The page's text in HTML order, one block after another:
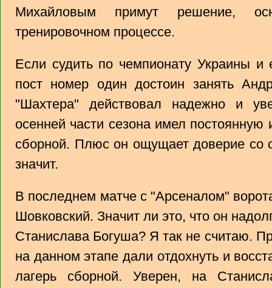
Михайловым примут решение,
тренировочном процессе.
Если судить по чемпионату Украины и
пост номер один достоин занять
"Шахтера" действовал надежно и
осенней части сезона имел постоянную
сборной. Плюс он ощущает доверие со
значит.
В последнем матче с "Арсеналом"
Шовковский. Значит ли это, что он
Станислава Богуша? Я так не считаю.
на данном этапе дали отдохнуть и
лагерь сборной. Уверен, на